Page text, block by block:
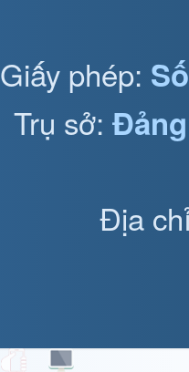
Giấy phép:
Trụ sở:
Địa